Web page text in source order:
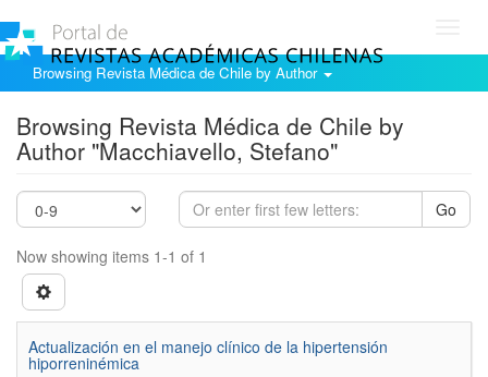
Browsing Revista Médica de Chile by Author
Browsing Revista Médica de Chile by
Author "Macchiavello, Stefano"
Go
Now showing items 1-1 of 1
Actualización en el manejo clínico de la hipertensión
hiporreninémica